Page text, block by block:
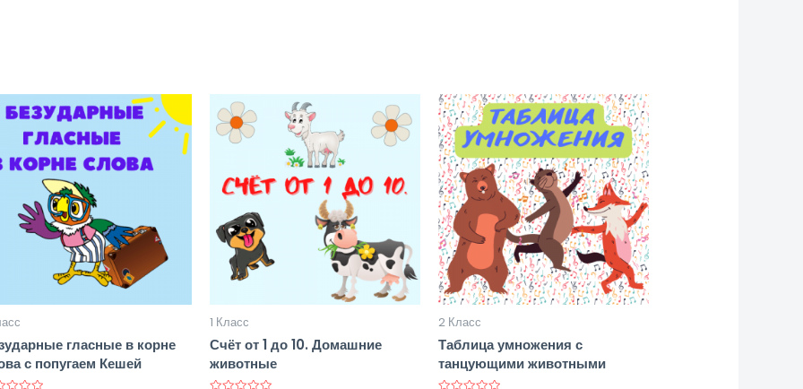
гласные в корне
с попугаем Кешей
1 Класс
Счёт от 1 до 10. Домашние
животные
2 Класс
Таблица умножения с
танцующими животными